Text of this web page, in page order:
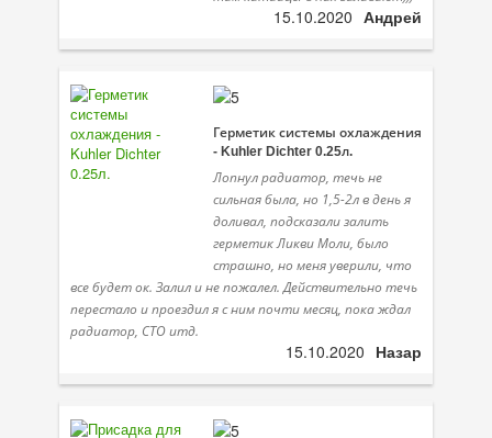
Линейка масел Optimal
Присадки
Присадки в масло
Присадки в системы охлаждения
Присадки в топливо
Трансмиссионные масла
Сервисные продукты
Оборудование
Клеи и герметики
15.10.2020 Андрей
Герметик системы охлаждения
- Kuhler Dichter 0.25л.
Лопнул радиатор, течь не
сильная была, но 1,5-2л в день я
доливал, подсказали залить
герметик Ликви Моли, было
страшно, но меня уверили, что
все будет ок. Залил и не пожалел. Действительно течь
перестало и проездил я с ним почти месяц, пока ждал
радиатор, СТО итд.
15.10.2020 Назар